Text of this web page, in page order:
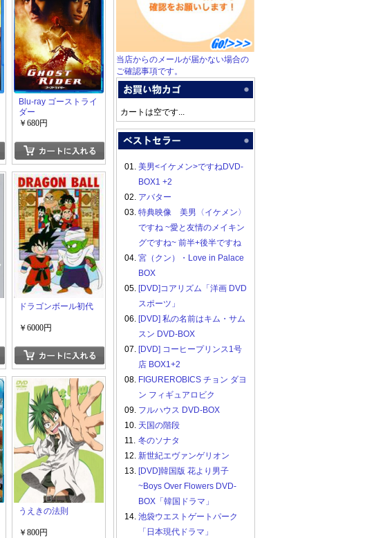
Blu-ray ゴーストライ
ダー
￥680円
ドラゴンボール初代
￥6000円
うえきの法則
￥800円
当店からのメールが届かない場合の
ご確認事項です。
カートは空です...
01. 美男<イケメン>ですねDVD-
BOX1 +2
02. アバター
03. 特典映像 美男〈イケメン〉
ですね ~愛と友情のメイキン
グですね~ 前半+後半ですね
04. 宮（クン）・Love in Palace
BOX
05. [DVD]コアリズム「洋画 DVD
スポーツ」
06. [DVD] 私の名前はキム・サム
スン DVD-BOX
07. [DVD] コーヒープリンス1号
店 BOX1+2
08. FIGUREROBICS チョン ダヨ
ン フィギュアロビク
09. フルハウス DVD-BOX
10. 天国の階段
11. 冬のソナタ
12. 新世紀エヴァンゲリオン
13. [DVD]韓国版 花より男子
~Boys Over Flowers DVD-
BOX「韓国ドラマ」
14. 池袋ウエストゲートパーク
「日本現代ドラマ」